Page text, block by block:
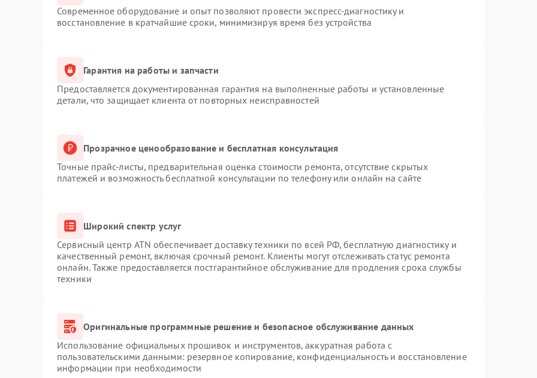
Современное оборудование и опыт позволяют провести экспресс-диагностику и
восстановление в кратчайшие сроки, минимизируя время без устройства
Гарантия на работы и запчасти
Предоставляется документированная гарантия на выполненные работы и установленные
детали, что защищает клиента от повторных неисправностей
Прозрачное ценообразование и бесплатная консультация
Точные прайс-листы, предварительная оценка стоимости ремонта, отсутствие скрытых
платежей и возможность бесплатной консультации по телефону или онлайн на сайте
Широкий спектр услуг
Сервисный центр ATN обеспечивает доставку техники по всей РФ, бесплатную диагностику и
качественный ремонт, включая срочный ремонт. Клиенты могут отслеживать статус ремонта
онлайн. Также предоставляется постгарантийное обслуживание для продления срока службы
техники
Оригинальные программные решение и безопасное обслуживание данных
Использование официальных прошивок и инструментов, аккуратная работа с
пользовательскими данными: резервное копирование, конфиденциальность и восстановление
информации при необходимости